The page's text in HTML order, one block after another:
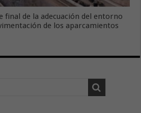
final de la adecuación del entorno
de los aparcamientos